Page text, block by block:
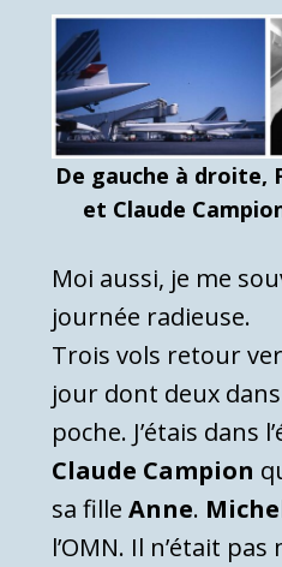
De gauche à droite,
et Claude
Moi aussi, je me
journée radieuse.
Trois vols retour
jour dont deux
poche. J’étais dans
Claude Campion
sa fille Anne.
l’OMN. Il n’était